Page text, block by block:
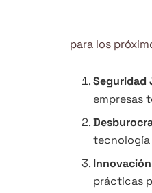
para los
Seguridad
empresas
tecnología
prácticas